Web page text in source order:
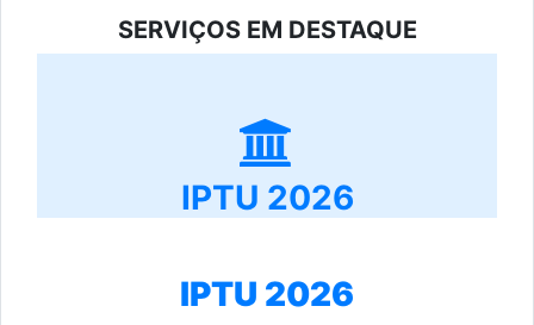
SERVIÇOS EM DESTAQUE
IPTU 2026
IPTU 2026